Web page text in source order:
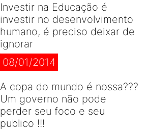
Investir na Educação é
investir no desenvolvimento
humano, é preciso deixar de
ignorar
08/01/2014
A copa do mundo é nossa???
Um governo não pode
perder seu foco e seu
publico !!!